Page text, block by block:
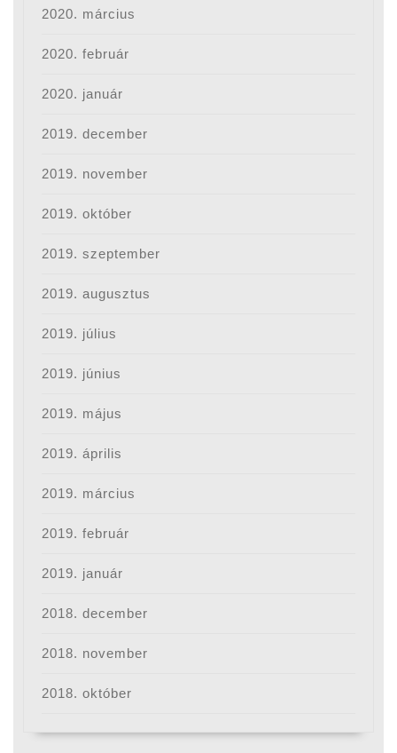
2020. március
2020. február
2020. január
2019. december
2019. november
2019. október
2019. szeptember
2019. augusztus
2019. július
2019. június
2019. május
2019. április
2019. március
2019. február
2019. január
2018. december
2018. november
2018. október